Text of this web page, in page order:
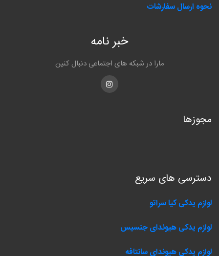
نحوه ارسال سفارشات
خبر نامه
مارا در شبکه های اجتماعی دنبال کنین
Instagram
مجوزها
دسترسی های سریع
لوازم یدکی کیا سراتو
لوازم یدکی هیوندای جنسیس
لوازم یدکی هیوندای سانتافه